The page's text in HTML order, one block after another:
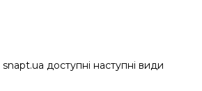
snapt.ua доступні наступні види